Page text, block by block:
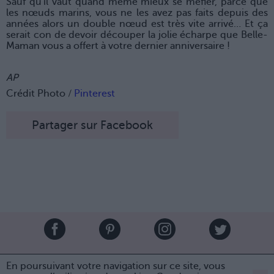
En poursuivant votre navigation sur ce site, vous
les nœuds marins, vous ne les avez pas faits depuis des
années alors un double nœud est très vite arrivé… Et ça
serait con de devoir découper la jolie écharpe que Belle-
Maman vous a offert à votre dernier anniversaire !
AP
Crédit Photo / Pinterest
Partager sur Facebook
Brandeploy Qui sommes-nous ? Presse
Annonceur